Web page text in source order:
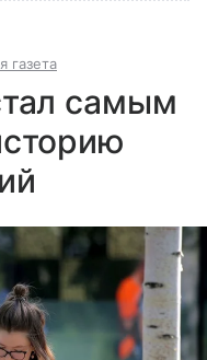
газета
самым